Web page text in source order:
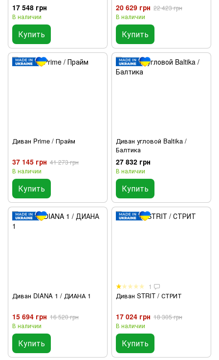
17 548 грн
В наличии
Купить
20 629 грн 22 423 грн
В наличии
Купить
Диван Prime / Прайм
37 145 грн 41 273 грн
В наличии
Купить
Диван угловой Baltika /
Балтика
27 832 грн
В наличии
Купить
Диван DIANA 1 / ДИАНА 1
15 694 грн 16 520 грн
В наличии
Купить
1
Диван STRIT / СТРИТ
17 024 грн 18 305 грн
В наличии
Купить